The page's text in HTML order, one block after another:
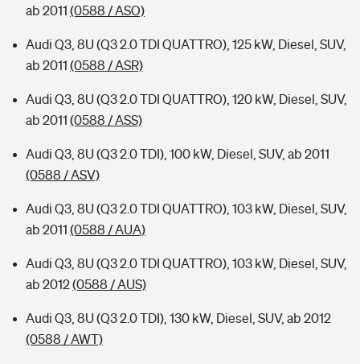
Typklassen: So ist Ihr Auto eingestuft
Sie haben Fragen?
ab 2011 (0588 / ASO)
Audi Q3, 8U (Q3 2.0 TDI QUATTRO), 125 kW, Diesel, SUV,
ab 2011 (0588 / ASR)
Audi Q3, 8U (Q3 2.0 TDI QUATTRO), 120 kW, Diesel, SUV,
ab 2011 (0588 / ASS)
Audi Q3, 8U (Q3 2.0 TDI), 100 kW, Diesel, SUV, ab 2011
(0588 / ASV)
Audi Q3, 8U (Q3 2.0 TDI QUATTRO), 103 kW, Diesel, SUV,
ab 2011 (0588 / AUA)
Audi Q3, 8U (Q3 2.0 TDI QUATTRO), 103 kW, Diesel, SUV,
ab 2012(0588 / AUS)
Audi Q3, 8U (Q3 2.0 TDI), 130 kW, Diesel, SUV, ab 2012
(0588 / AWT)